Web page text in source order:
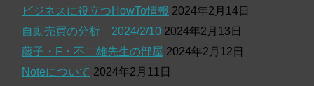
ビジネスに役立つHowTo情報 2024年2月14日
自動売買の分析 2024/2/10 2024年2月13日
藤子・F・不二雄先生の部屋 2024年2月12日
Noteについて 2024年2月11日